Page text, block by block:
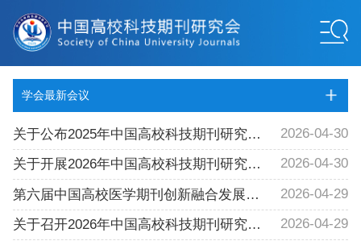
学会最新会议
关于公布2025年中国高校科技期刊研究会科学教育工作委员会“2025年度专项基金项目”中期检查的通知 2026-04-30
关于开展2026年中国高校科技期刊研究会地方期刊专业委员会“地方期刊赋能区域发展案例”征集活动的通知 2026-04-30
第六届中国高校医学期刊创新融合发展会议在南宁召开：共筑人工智能时代的可信医学共同体 2026-04-29
关于召开2026年中国高校科技期刊研究会民族期刊专业委员会主任工作（扩大）会议的通知 2026-04-29